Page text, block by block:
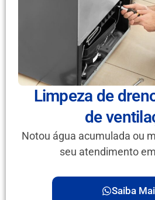
Limpeza de
de
Notou água acumulada ou
seu atendimento
Saiba